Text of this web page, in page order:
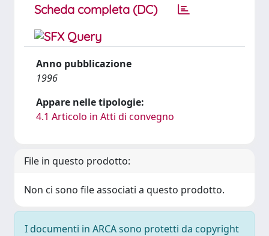
Scheda completa (DC)
Anno pubblicazione
1996
Appare nelle tipologie:
4.1 Articolo in Atti di convegno
File in questo prodotto:
Non ci sono file associati a questo prodotto.
I documenti in ARCA sono protetti da copyright